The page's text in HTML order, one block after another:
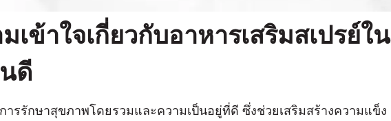
ข้าใจเกี่ยวกับอาหารเสริมสเปรย์ใน
ดี
รรักษาสุขภาพโดยรวมและความเป็นอยู่ที่ดี ซึ่งช่วยเสริมสร้างความแข็ง